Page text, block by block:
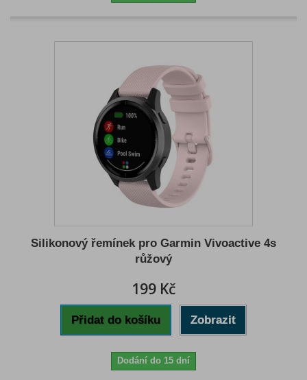
Silikonový řemínek pro Garmin Vivoactive 4s
růžový
199 Kč
Přidat do košíku Zobrazit
Dodání do 15 dní